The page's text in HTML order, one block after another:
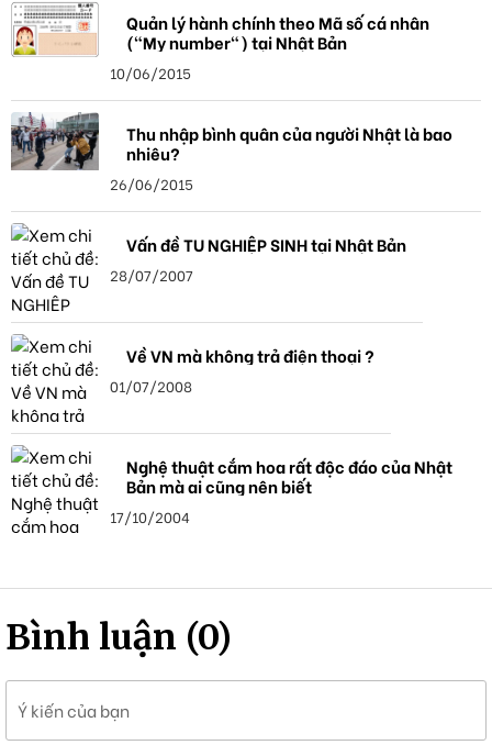
Quản lý hành chính theo Mã số cá nhân
("My number") tại Nhật Bản
10/06/2015
Thu nhập bình quân của người Nhật là bao
nhiêu?
26/06/2015
Vấn đề TU NGHIỆP SINH tại Nhật Bản
28/07/2007
Về VN mà không trả điện thoại ?
01/07/2008
Nghệ thuật cắm hoa rất độc đáo của Nhật
Bản mà ai cũng nên biết
17/10/2004
Bình luận (0)
Ý kiến của bạn